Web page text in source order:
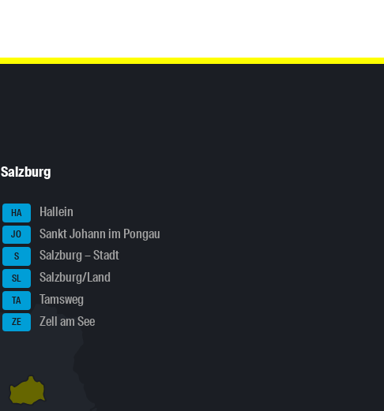
Salzburg
HA Hallein
JO Sankt Johann im Pongau
S Salzburg – Stadt
SL Salzburg/Land
TA Tamsweg
ZE Zell am See